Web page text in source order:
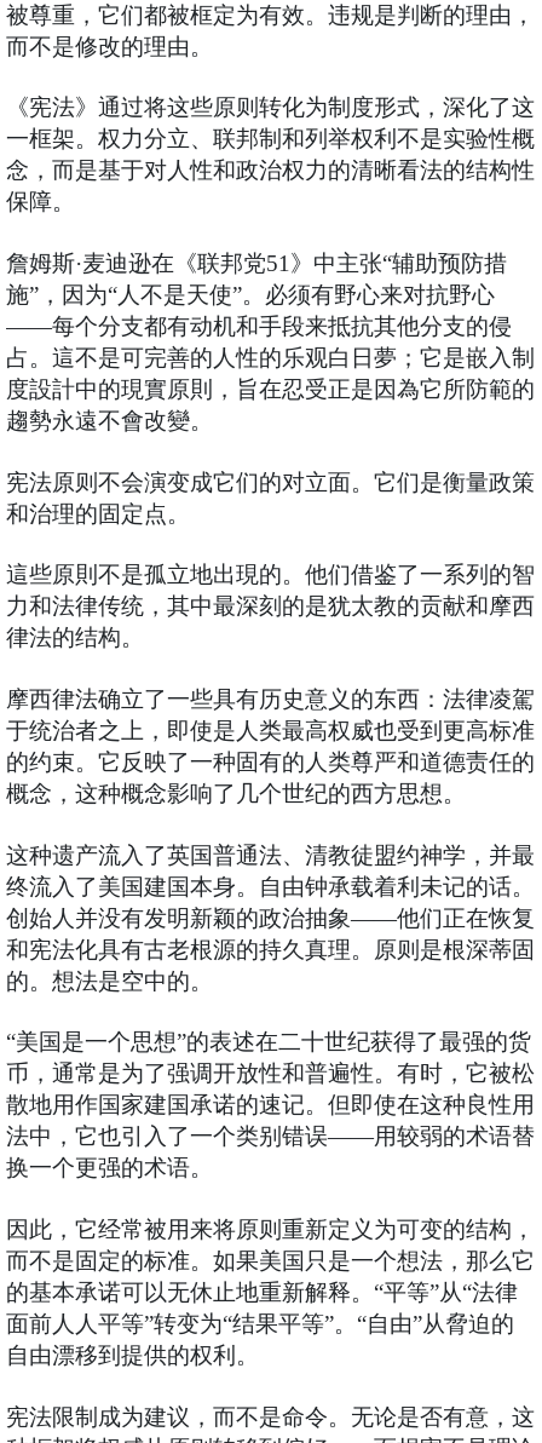
被尊重，它们都被框定为有效。违规是判断的理由，
而不是修改的理由。
《宪法》通过将这些原则转化为制度形式，深化了这
一框架。权力分立、联邦制和列举权利不是实验性概
念，而是基于对人性和政治权力的清晰看法的结构性
保障。
詹姆斯·麦迪逊在《联邦党51》中主张“辅助预防措
施”，因为“人不是天使”。必须有野心来对抗野心
——每个分支都有动机和手段来抵抗其他分支的侵
占。這不是可完善的人性的乐观白日夢；它是嵌入制
度設計中的現實原則，旨在忍受正是因為它所防範的
趨勢永遠不會改變。
宪法原则不会演变成它们的对立面。它们是衡量政策
和治理的固定点。
這些原則不是孤立地出現的。他们借鉴了一系列的智
力和法律传统，其中最深刻的是犹太教的贡献和摩西
律法的结构。
摩西律法确立了一些具有历史意义的东西：法律凌駕
于统治者之上，即使是人类最高权威也受到更高标准
的约束。它反映了一种固有的人类尊严和道德责任的
概念，这种概念影响了几个世纪的西方思想。
这种遗产流入了英国普通法、清教徒盟约神学，并最
终流入了美国建国本身。自由钟承载着利未记的话。
创始人并没有发明新颖的政治抽象——他们正在恢复
和宪法化具有古老根源的持久真理。原则是根深蒂固
的。想法是空中的。
“美国是一个思想”的表述在二十世纪获得了最强的货
币，通常是为了强调开放性和普遍性。有时，它被松
散地用作国家建国承诺的速记。但即使在这种良性用
法中，它也引入了一个类别错误——用较弱的术语替
换一个更强的术语。
因此，它经常被用来将原则重新定义为可变的结构，
而不是固定的标准。如果美国只是一个想法，那么它
的基本承诺可以无休止地重新解释。“平等”从“法律
面前人人平等”转变为“结果平等”。“自由”从脅迫的
自由漂移到提供的权利。
宪法限制成为建议，而不是命令。无论是否有意，这